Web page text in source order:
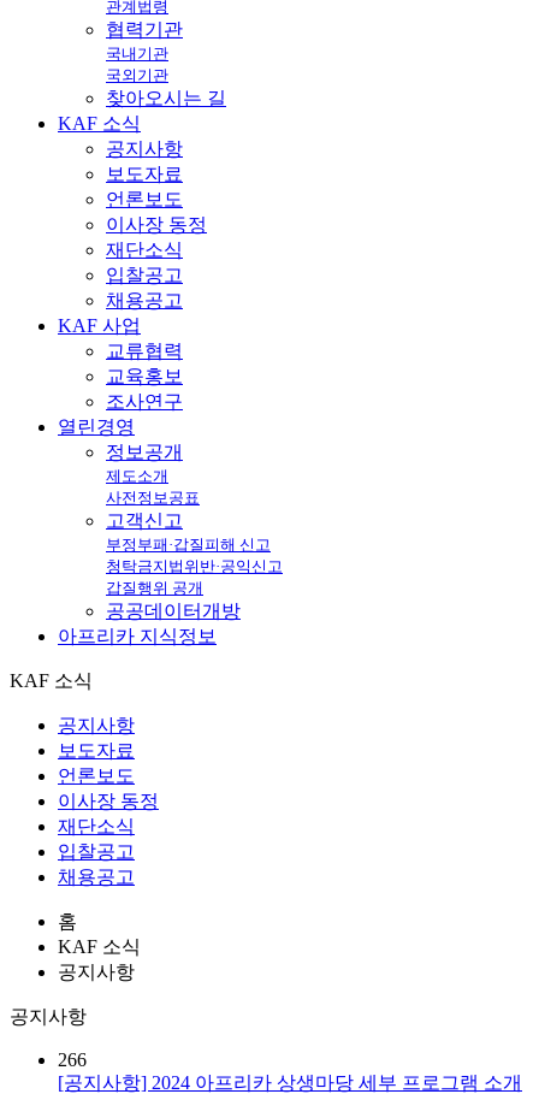
관계법령
협력기관
국내기관
국외기관
찾아오시는 길
KAF 소식
공지사항
보도자료
언론보도
이사장 동정
재단소식
입찰공고
채용공고
KAF 사업
교류협력
교육홍보
조사연구
열린경영
정보공개
제도소개
사전정보공표
고객신고
부정부패·갑질피해 신고
청탁금지법위반·공익신고
갑질행위 공개
공공데이터개방
아프리카 지식정보
KAF 소식
공지사항
보도자료
언론보도
이사장 동정
재단소식
입찰공고
채용공고
홈
KAF 소식
공지사항
공지사항
266
[공지사항] 2024 아프리카 상생마당 세부 프로그램 소개